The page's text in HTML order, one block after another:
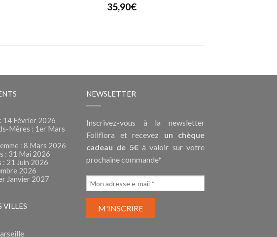
35,90€
14 Février 2026
Mères : 1er Mars
: 8 Mars 2026
: 31 Mai 2026
: 21 Juin 2026
2026
Janvier 2027
VILLES
NEWSLETTER
Inscrivez-vous à la newsletter
Foliflora et recevez un chèque
cadeau de 5€à valoir sur votre
prochaine commande*